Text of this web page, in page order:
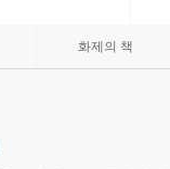
화제의 책